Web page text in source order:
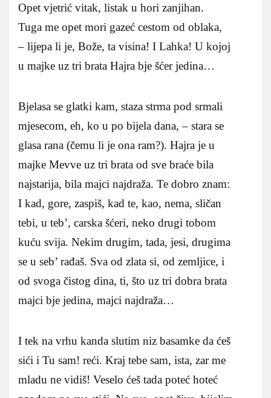
Opet vjetrić vitak, listak u hori zanjihan.
Tuga me opet mori gazeć cestom od oblaka,
– lijepa li je, Bože, ta visina! I Lahka! U kojoj
u majke uz tri brata Hajra bje šćer jedina…
Bjelasa se glatki kam, staza strma pod srmali
mjesecom, eh, ko u po bijela dana, – stara se
glasa rana (čemu li je ona ram?). Hajra je u
majke Mevve uz tri brata od sve braće bila
najstarija, bila majci najdraža. Te dobro znam:
I kad, gore, zaspiš, kad te, kao, nema, sličan
tebi, u teb’, carska šćeri, neko drugi tobom
kuću svija. Nekim drugim, tada, jesi, drugima
se u seb’ rađaš. Sva od zlata si, od zemljice, i
od svoga čistog dina, ti, što uz tri dobra brata
majci bje jedina, majci najdraža…
I tek na vrhu kanda slutim niz basamke da ćeš
sići i Tu sam! reći. Kraj tebe sam, ista, zar me
mladu ne vidiš! Veselo ćeš tada poteć hoteć